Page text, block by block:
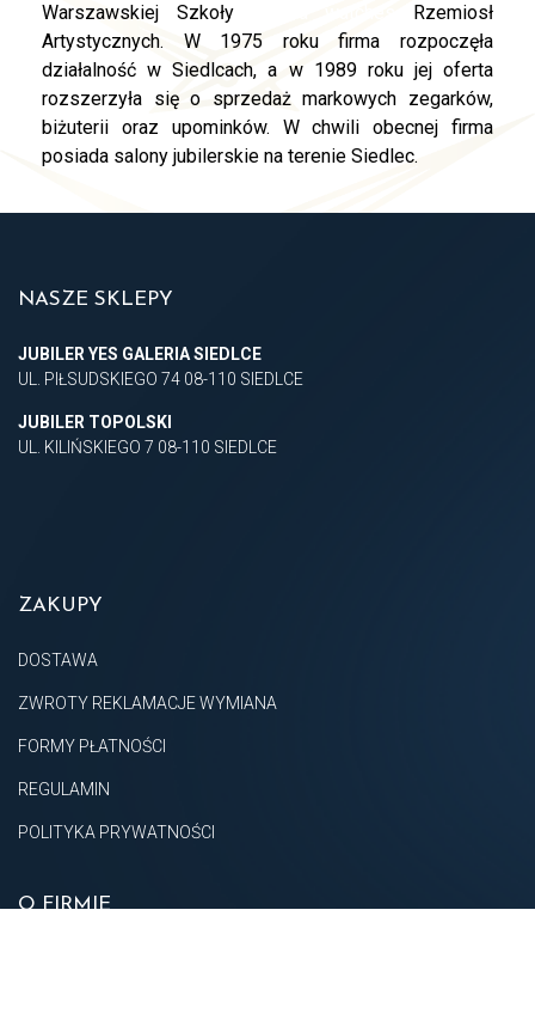
Warszawskiej Szkoły
Rzemiosł
Artystycznych. W 1975 roku firma rozpoczęła
działalność w Siedlcach, a w 1989 roku jej oferta
rozszerzyła się o sprzedaż markowych zegarków,
biżuterii oraz upominków. W chwili obecnej firma
posiada salony jubilerskie na terenie Siedlec.
NASZE SKLEPY
JUBILER YES GALERIA SIEDLCE
UL. PIŁSUDSKIEGO 74 08-110 SIEDLCE
JUBILER TOPOLSKI
UL. KILIŃSKIEGO 7 08-110 SIEDLCE
ZAKUPY
DOSTAWA
ZWROTY REKLAMACJE WYMIANA
FORMY PŁATNOŚCI
REGULAMIN
POLITYKA PRYWATNOŚCI
O FIRMIE